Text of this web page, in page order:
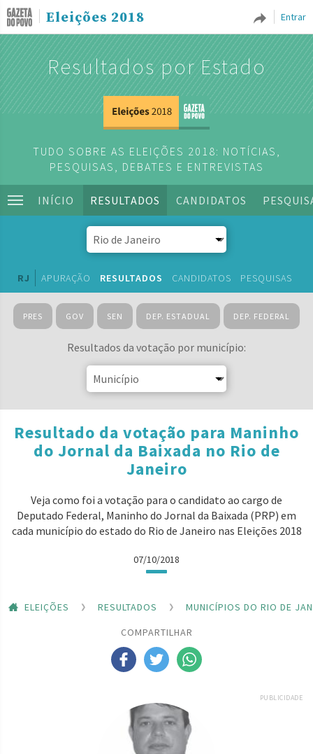
Entrar
Eleições 2018
Resultados por Estado
TUDO SOBRE AS ELEIÇÕES 2018: NOTÍCIAS,
PESQUISAS, DEBATES E ENTREVISTAS
INÍCIO RESULTADOS CANDIDATOS
RJ APURAÇÃO RESULTADOS CANDIDATOS PESQUISAS
PRES GOV SEN DEP. ESTADUAL DEP. FEDERAL
Resultados da votação por município:
Resultado da votação para Maninho
do Jornal da Baixada no Rio de
Janeiro
Veja como foi a votação para o candidato ao cargo de
Deputado Federal, Maninho do Jornal da Baixada (PRP) em
cada município do estado do Rio de Janeiro nas Eleições 2018
07/10/2018
ELEIÇÕES RESULTADOS
MUNICÍPIOS DO RIO DE
COMPARTILHAR
PUBLICIDADE